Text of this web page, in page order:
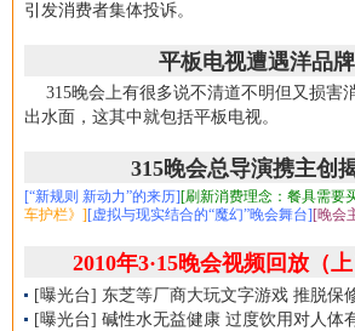
引发消费者集体投诉。
平板电视遭遇洋品
315晚会上有很多说不清道不明但又损害
出水面，这其中就包括平板电视。
315晚会总导演携主创
[“新规则 新动力”的来历][刷新消费理念：餐具需要
车护栏》][虚拟与现实结合的“魔幻”晚会舞台][晚会
2010年3·15晚会视频回放（上
[曝光台] 东芝等厂商大玩文字游戏 推脱保
[曝光台] 碱性水无益健康 过度饮用对人体